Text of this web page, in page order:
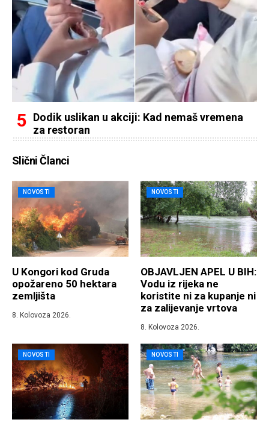
Dodik uslikan u akciji: Kad nemaš vremena
za restoran
Slični Članci
NOVOSTI
U Kongori kod Gruda
opožareno 50 hektara
zemljišta
8. Kolovoza 2026.
NOVOSTI
OBJAVLJEN APEL U BIH:
Vodu iz rijeka ne
koristite ni za kupanje ni
za zalijevanje vrtova
8. Kolovoza 2026.
NOVOSTI NOVOSTI